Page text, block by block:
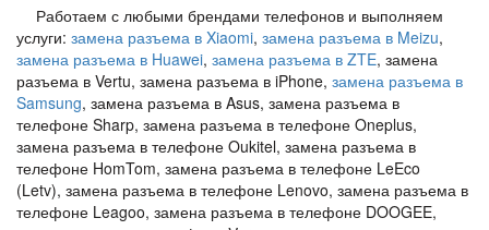
Работаем с любыми брендами телефонов и выполняем
услуги: замена разъема в Xiaomi, замена разъема в Meizu,
замена разъема в Huawei, замена разъема в ZTE, замена
разъема в Vertu, замена разъема в iPhone, замена разъема в
Samsung, замена разъема в Asus, замена разъема в
телефоне Sharp, замена разъема в телефоне Oneplus,
замена разъема в телефоне Oukitel, замена разъема в
телефоне HomTom, замена разъема в телефоне LeEco
(Letv), замена разъема в телефоне Lenovo, замена разъема в
телефоне Leagoo, замена разъема в телефоне DOOGEE,